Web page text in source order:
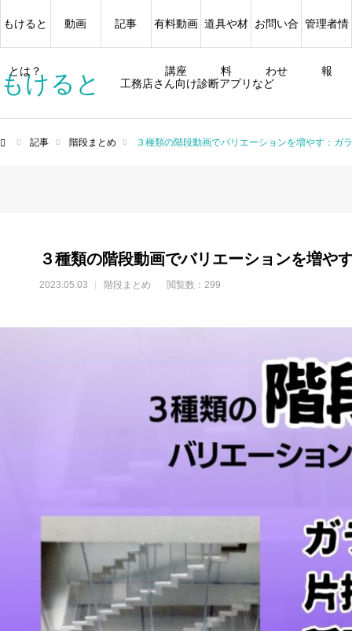
もけると 工務店さん向け診断アプリなど
もけると
とは？
動画 記事 有料動画
講座
道具や材
料
お問い合
わせ
管理者情
報
記事 階段まとめ ３種類の階段動画でバリエーションを増やす：ガ
３種類の階段動画でバリエーションを増や
2023.05.03 階段まとめ 閲覧数：299